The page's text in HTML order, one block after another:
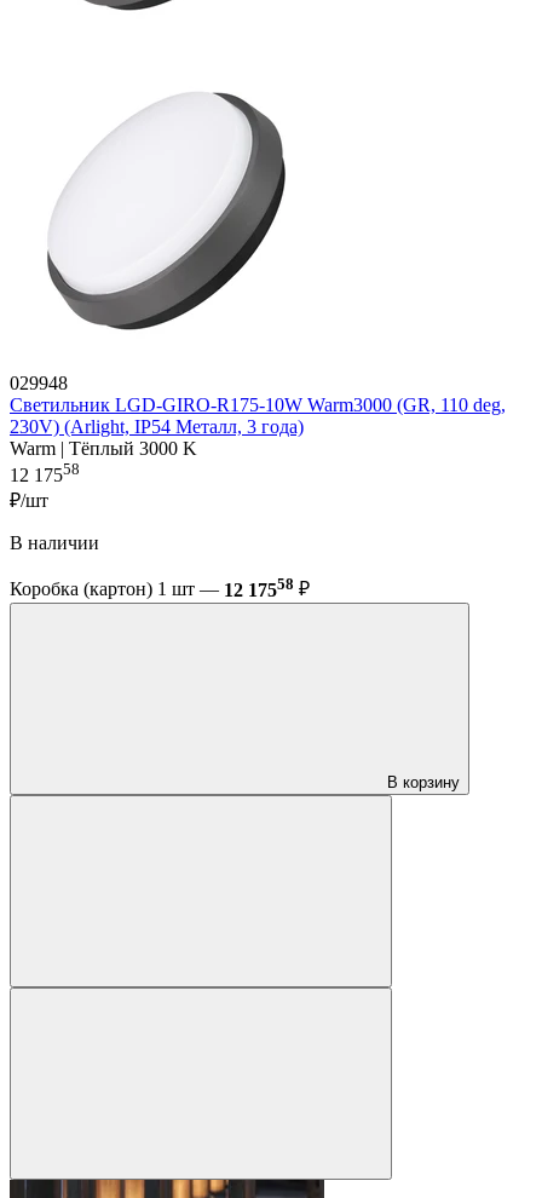
029948
Светильник LGD-GIRO-R175-10W Warm3000 (GR, 110 deg,
230V) (Arlight, IP54 Металл, 3 года)
Warm | Тёплый 3000 K
12 17558
₽/шт
В наличии
Коробка (картон) 1 шт — 12 17558 ₽
В корзину